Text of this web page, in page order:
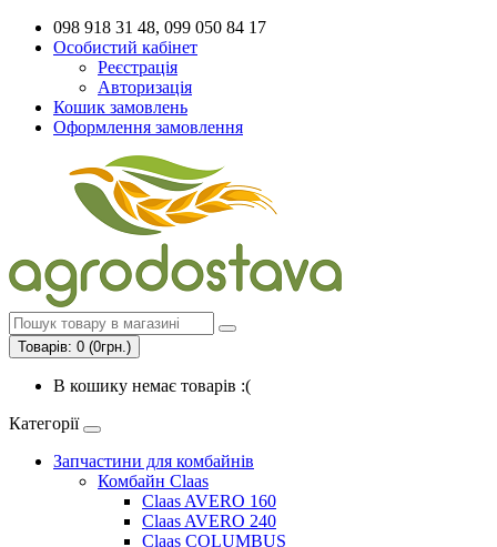
098 918 31 48, 099 050 84 17
Особистий кабінет
Реєстрація
Авторизація
Кошик замовлень
Оформлення замовлення
Товарів: 0 (0грн.)
В кошику немає товарів :(
Категорії
Запчастини для комбайнів
Комбайн Claas
Claas AVERO 160
Claas AVERO 240
Claas COLUMBUS